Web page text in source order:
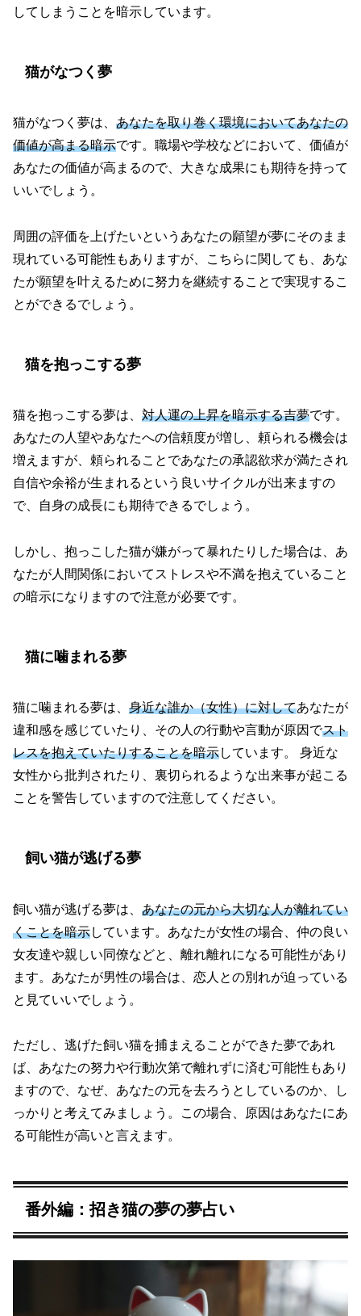
してしまうことを暗示しています。
猫がなつく夢
猫がなつく夢は、 あなたを取り巻く環境においてあなたの
価値が高まる暗示です。職場や学校などにおいて、価値が
あなたの価値が高まるので、大きな成果にも期待を持って
いいでしょう。
周囲の評価を上げたいというあなたの願望が夢にそのまま
現れている可能性もありますが、こちらに関しても、あな
たが願望を叶えるために努力を継続することで実現するこ
とができるでしょう。
猫を抱っこする夢
猫を抱っこする夢は、 対人運の上昇を暗示する吉夢です。
あなたの人望やあなたへの信頼度が増し、頼られる機会は
増えますが、頼られることであなたの承認欲求が満たされ
自信や余裕が生まれるという良いサイクルが出来ますの
で、自身の成長にも期待できるでしょう。
しかし、抱っこした猫が嫌がって暴れたりした場合は、あ
なたが人間関係においてストレスや不満を抱えていること
の暗示になりますので注意が必要です。
猫に噛まれる夢
猫に噛まれる夢は、 身近な誰か（女性）に対してあなたが
違和感を感じていたり、その人の行動や言動が原因でスト
レスを抱えていたりすることを暗示しています。 身近な
女性から批判されたり、裏切られるような出来事が起こる
ことを警告していますので注意してください。
飼い猫が逃げる夢
飼い猫が逃げる夢は、 あなたの元から大切な人が離れてい
くことを暗示しています。あなたが女性の場合、仲の良い
女友達や親しい同僚などと、離れ離れになる可能性があり
ます。あなたが男性の場合は、恋人との別れが迫っている
と見ていいでしょう。
ただし、逃げた飼い猫を捕まえることができた夢であれ
ば、あなたの努力や行動次第で離れずに済む可能性もあり
ますので、なぜ、あなたの元を去ろうとしているのか、し
っかりと考えてみましょう。この場合、原因はあなたにあ
る可能性が高いと言えます。
番外編：招き猫の夢の夢占い